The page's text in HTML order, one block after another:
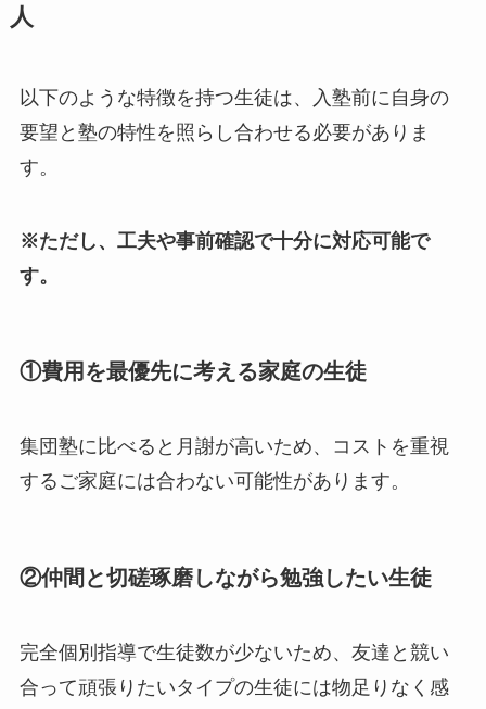
人
以下のような特徴を持つ生徒は、入塾前に自身の
要望と塾の特性を照らし合わせる必要がありま
す。
※ただし、工夫や事前確認で十分に対応可能で
す。
①費用を最優先に考える家庭の生徒
集団塾に比べると月謝が高いため、コストを重視
するご家庭には合わない可能性があります。
②仲間と切磋琢磨しながら勉強したい生徒
完全個別指導で生徒数が少ないため、友達と競い
合って頑張りたいタイプの生徒には物足りなく感